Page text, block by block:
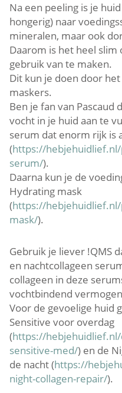
Na een peeling is je
hongerig) naar
mineralen, maar ook
Daarom is het heel
gebruik van te maken.
Dit kun je doen door
maskers.
Ben je fan van Pascaud
vocht in je huid aan te
serum dat enorm rijk is
(https://hebjehuidlief.nl/
serum/).
Daarna kun je de
Hydrating mask
(https://hebjehuidlief.nl/
mask/).
Gebruik je liever !QMS
en nachtcollageen
collageen in deze
vochtbindend
Voor de gevoelige huid
Sensitive voor overdag
(https://
sensitive-med/) en de
de nacht (https://
night-collagen-repair/).